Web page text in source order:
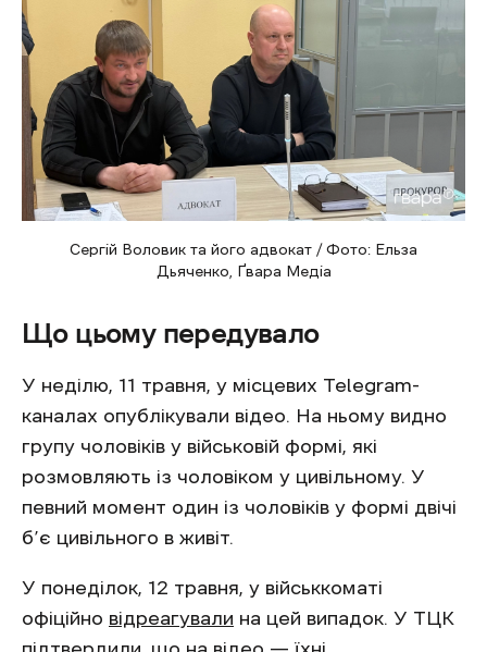
Сергій Воловик та його адвокат / Фото: Ельза
Дьяченко, Ґвара Медіа
Що цьому передувало
У неділю, 11 травня, у місцевих Telegram-
каналах опублікували відео. На ньому видно
групу чоловіків у військовій формі, які
розмовляють із чоловіком у цивільному. У
певний момент один із чоловіків у формі двічі
б’є цивільного в живіт.
У понеділок, 12 травня, у військкоматі
офіційно відреагували на цей випадок. У ТЦК